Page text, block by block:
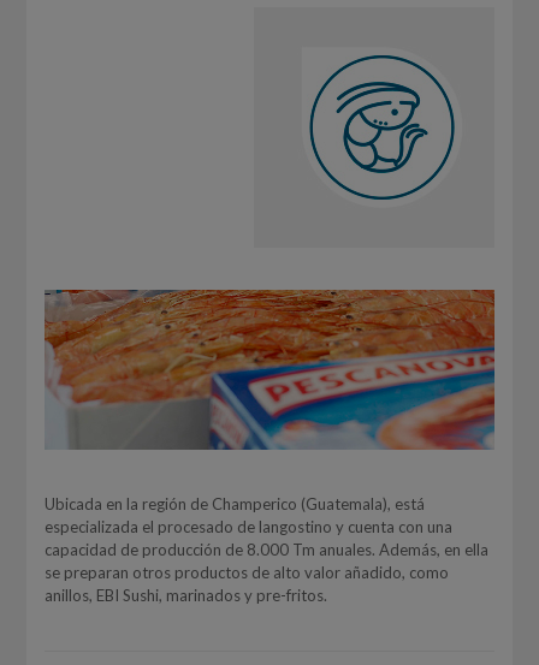
Ubicada en la región de Champerico (Guatemala), está
especializada el procesado de langostino y cuenta con una
capacidad de producción de 8.000 Tm anuales. Además, en ella
se preparan otros productos de alto valor añadido, como
anillos, EBI Sushi, marinados y pre-fritos.